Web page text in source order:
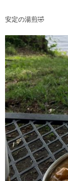
安定の湯煎🤣